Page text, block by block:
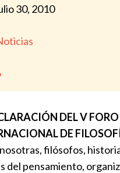
30, 2010
DEL V FORO
DE
filósofos,
del pensamiento,